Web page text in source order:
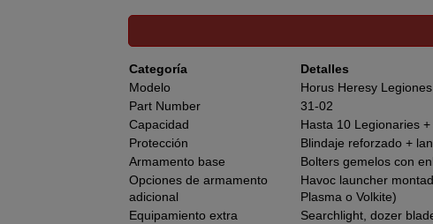
Entre los distintos modelos que se utilizan de forma
Espaciales durante la era de la Horus Heresy y la
Las posibles configuraciones que puedes montar
Capacidades base
Transporte de 10 Legionaries + espacio para
Protección: blindaje grueso + lanzadores de humo
Armamento inicial: bolters gemelos con enlace doble
Opciones de armamento adicionales
Categoría
Detalles
Modelo
Horus Heresy
Part Number
31-02
Capacidad
Hasta 10 Legionaries
Protección
Blindaje reforzado +
Armamento base
Bolters gemelos con
Opciones de armamento
adicional
Havoc launcher
Plasma o Volkite)
Equipamiento extra
Searchlight, dozer